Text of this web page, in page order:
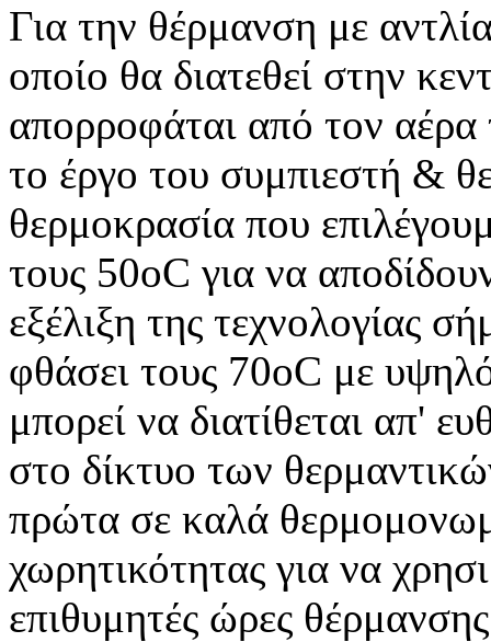
Για την θέρμανση με
οποίο θα διατεθεί στην
απορροφάται από τον αέρα
το έργο του συμπιεστή &
θερμοκρασία που
τους 50οC για να
εξέλιξη της τεχνολογίας
φθάσει τους 70οC με
μπορεί να διατίθεται απ'
στο δίκτυο των
πρώτα σε καλά
χωρητικότητας για να
επιθυμητές ώρες